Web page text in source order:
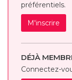
préférentiels.
M'inscrire
DÉJÀ
Connectez-